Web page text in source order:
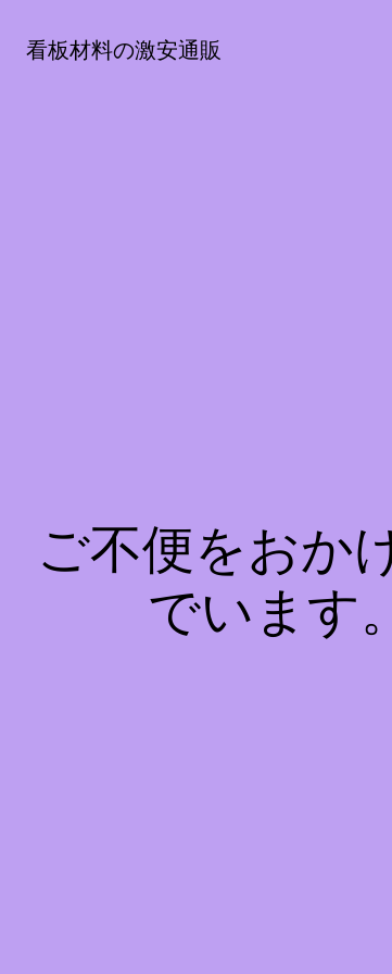
看板材料の激安通販
ご不便をおか
でいます